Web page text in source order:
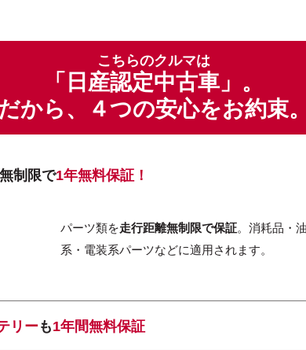
こちらのクルマは
「日産認定中古車」。
から、４つの安心をお約束
制限で1年無料保証！
パーツ類を走行距離無制限で保証。消耗品・
系・電装系パーツなどに適用されます。
リーも1年間無料保証